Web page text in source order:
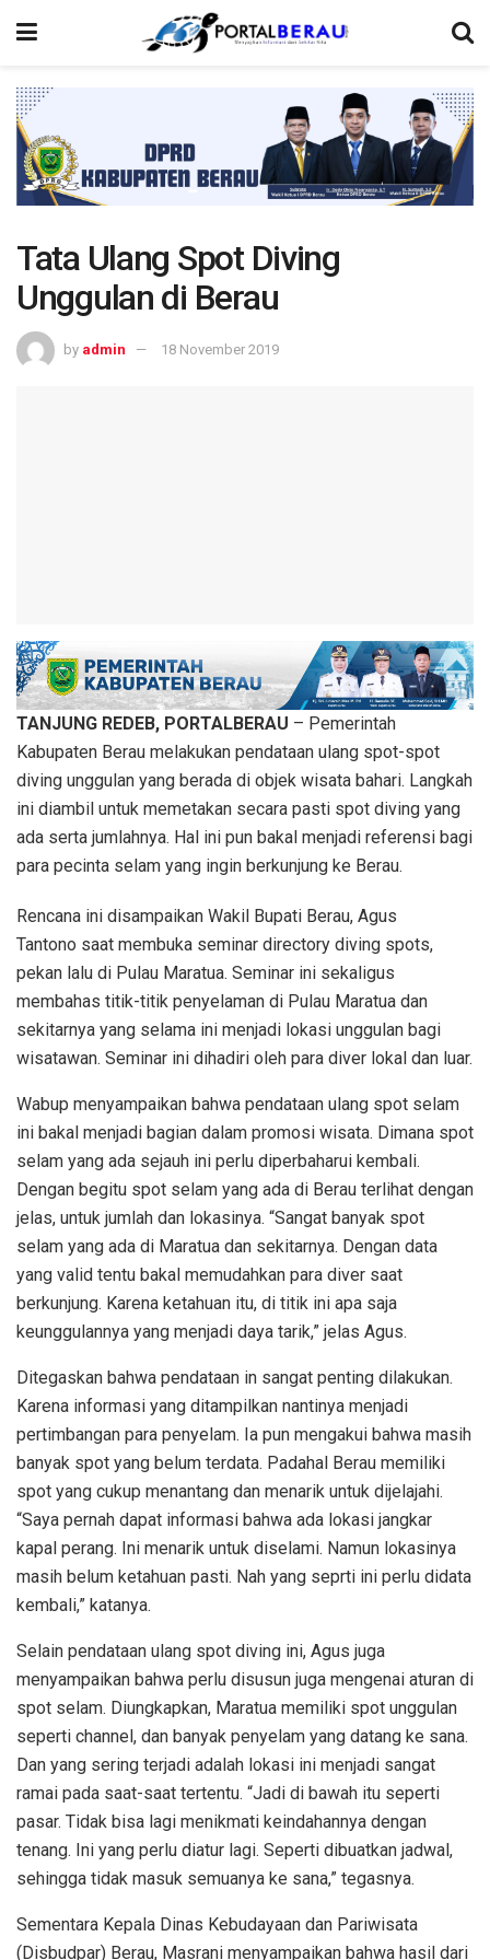
Tata Ulang Spot Diving
Unggulan di Berau
by admin 18 November 2019
TANJUNG REDEB, PORTALBERAU – Pemerintah
Kabupaten Berau melakukan pendataan ulang spot-spot
diving unggulan yang berada di objek wisata bahari. Langkah
ini diambil untuk memetakan secara pasti spot diving yang
ada serta jumlahnya. Hal ini pun bakal menjadi referensi bagi
para pecinta selam yang ingin berkunjung ke Berau.
Rencana ini disampaikan Wakil Bupati Berau, Agus
Tantono saat membuka seminar directory diving spots,
pekan lalu di Pulau Maratua. Seminar ini sekaligus
membahas titik-titik penyelaman di Pulau Maratua dan
sekitarnya yang selama ini menjadi lokasi unggulan bagi
wisatawan. Seminar ini dihadiri oleh para diver lokal dan luar.
Wabup menyampaikan bahwa pendataan ulang spot selam
ini bakal menjadi bagian dalam promosi wisata. Dimana spot
selam yang ada sejauh ini perlu diperbaharui kembali.
Dengan begitu spot selam yang ada di Berau terlihat dengan
jelas, untuk jumlah dan lokasinya. “Sangat banyak spot
selam yang ada di Maratua dan sekitarnya. Dengan data
yang valid tentu bakal memudahkan para diver saat
berkunjung. Karena ketahuan itu, di titik ini apa saja
keunggulannya yang menjadi daya tarik,” jelas Agus.
Ditegaskan bahwa pendataan in sangat penting dilakukan.
Karena informasi yang ditampilkan nantinya menjadi
pertimbangan para penyelam. Ia pun mengakui bahwa masih
banyak spot yang belum terdata. Padahal Berau memiliki
spot yang cukup menantang dan menarik untuk dijelajahi.
“Saya pernah dapat informasi bahwa ada lokasi jangkar
kapal perang. Ini menarik untuk diselami. Namun lokasinya
masih belum ketahuan pasti. Nah yang seprti ini perlu didata
kembali,” katanya.
Selain pendataan ulang spot diving ini, Agus juga
menyampaikan bahwa perlu disusun juga mengenai aturan di
spot selam. Diungkapkan, Maratua memiliki spot unggulan
seperti channel, dan banyak penyelam yang datang ke sana.
Dan yang sering terjadi adalah lokasi ini menjadi sangat
ramai pada saat-saat tertentu. “Jadi di bawah itu seperti
pasar. Tidak bisa lagi menikmati keindahannya dengan
tenang. Ini yang perlu diatur lagi. Seperti dibuatkan jadwal,
sehingga tidak masuk semuanya ke sana,” tegasnya.
Sementara Kepala Dinas Kebudayaan dan Pariwisata
(Disbudpar) Berau, Masrani menyampaikan bahwa hasil dari